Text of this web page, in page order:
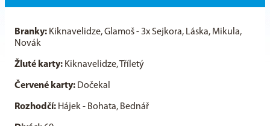
Branky: Kiknavelidze, Glamoš - 3x Sejkora, Láska, Mikula,
Novák
Žluté karty: Kiknavelidze, Tříletý
Červené karty: Dočekal
Rozhodčí: Hájek - Bohata, Bednář